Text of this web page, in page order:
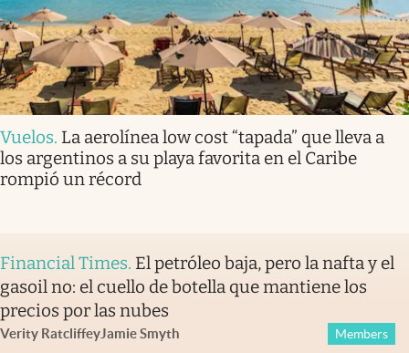
Vuelos. La aerolínea low cost “tapada” que lleva a
los argentinos a su playa favorita en el Caribe
rompió un récord
Financial Times. El petróleo baja, pero la nafta y el
gasoil no: el cuello de botella que mantiene los
precios por las nubes
Verity RatcliffeyJamie Smyth Members